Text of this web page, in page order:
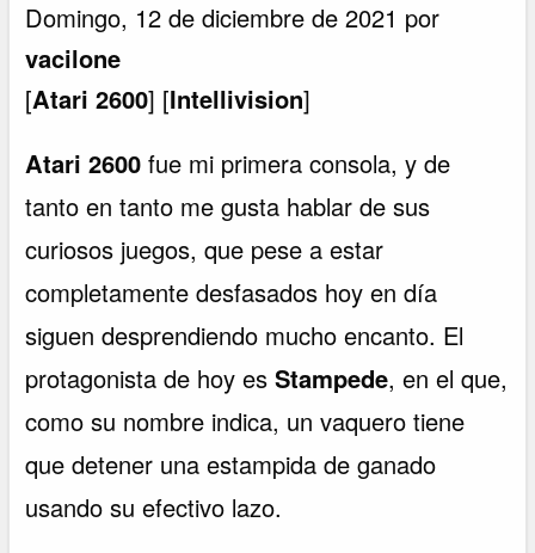
Domingo, 12 de diciembre de 2021 por
vacilone
[Atari 2600] [Intellivision]
Atari 2600 fue mi primera consola, y de
tanto en tanto me gusta hablar de sus
curiosos juegos, que pese a estar
completamente desfasados hoy en día
siguen desprendiendo mucho encanto. El
protagonista de hoy esStampede, en el que,
como su nombre indica, un vaquero tiene
que detener una estampida de ganado
usando su efectivo lazo.